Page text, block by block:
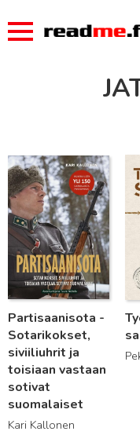
Partisaanisota -
Sotarikokset,
siviiliuhrit ja
toisiaan vastaan
sotivat
suomalaiset
Kari Kallonen
Lue lisää